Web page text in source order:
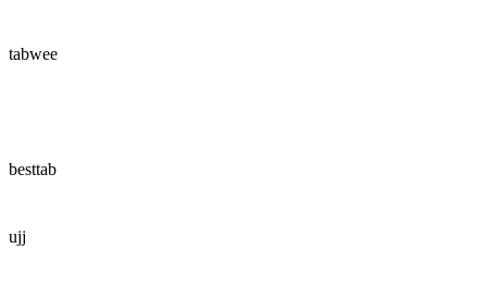
tabwee
besttab
ujj